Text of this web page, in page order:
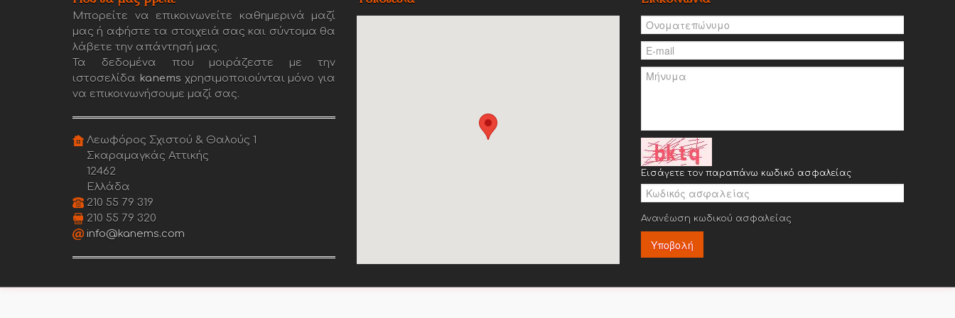
Μπορείτε να επικοινωνείτε καθημερινά μαζί
μας ή αφήστε τα στοιχειά σας και σύντομα θα
λάβετε την απάντησή μας.
Τα δεδομένα που μοιράζεστε με την
ιστοσελίδα kanems χρησιμοποιούνται μόνο για
να επικοινωνήσουμε μαζί σας.
Λεωφόρος Σχιστού & Θαλούς 1
Σκαραμαγκάς Αττικής
12462
Ελλάδα
210 55 79 319
210 55 79 320
info@kanems.com
Εισάγετε τον παραπάνω κωδικό ασφαλείας
Ανανέωση κωδικού ασφαλείας
Υποβολή